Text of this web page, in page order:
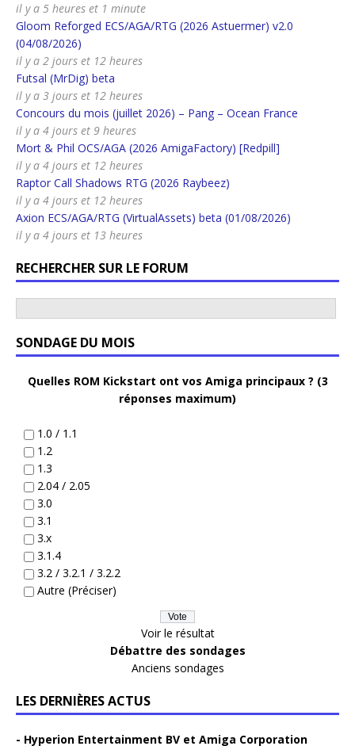
il y a 5 heures et 1 minute
Gloom Reforged ECS/AGA/RTG (2026 Astuermer) v2.0
(04/08/2026)
il y a 2 jours et 12 heures
Futsal (MrDig) beta
il y a 3 jours et 12 heures
Concours du mois (juillet 2026) – Pang – Ocean France
il y a 4 jours et 9 heures
Mort & Phil OCS/AGA (2026 AmigaFactory) [Redpill]
il y a 4 jours et 12 heures
Raptor Call Shadows RTG (2026 Raybeez)
il y a 4 jours et 12 heures
Axion ECS/AGA/RTG (VirtualAssets) beta (01/08/2026)
il y a 4 jours et 13 heures
RECHERCHER SUR LE FORUM
SONDAGE DU MOIS
Quelles ROM Kickstart ont vos Amiga principaux ? (3
réponses maximum)
1.0 / 1.1
1.2
1.3
2.04 / 2.05
3.0
3.1
3.x
3.1.4
3.2 / 3.2.1 / 3.2.2
Autre (Préciser)
Voir le résultat
Débattre des sondages
Anciens sondages
LES DERNIÈRES ACTUS
Hyperion Entertainment BV et Amiga Corporation